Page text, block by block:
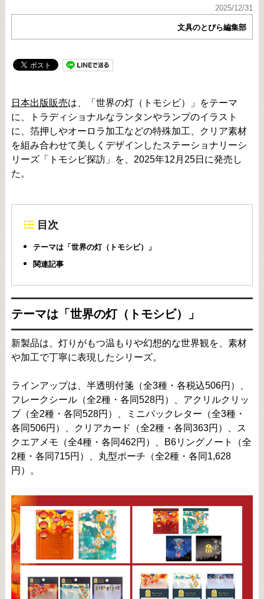
2025/12/31
文具のとびら編集部
日本出版販売は、「世界の灯（トモシビ）」をテーマ
に、トラディショナルなランタンやランプのイラスト
に、箔押しやオーロラ加工などの特殊加工、クリア素材
を組み合わせて美しくデザインしたステーショナリーシ
リーズ「トモシビ探訪」を、2025年12月25日に発売し
た。
目次
テーマは「世界の灯（トモシビ）」
関連記事
テーマは「世界の灯（トモシビ）」
新製品は、灯りがもつ温もりや幻想的な世界観を、素材
や加工で丁寧に表現したシリーズ。
ラインアップは、半透明付箋（全3種・各税込506円）、
フレークシール（全2種・各同528円）、アクリルクリッ
プ（全2種・各同528円）、ミニパックレター（全3種・
各同506円）、クリアカード（全2種・各同363円）、ス
クエアメモ（全4種・各同462円）、B6リングノート（全
2種・各同715円）、丸型ポーチ（全2種・各同1,628
円）。